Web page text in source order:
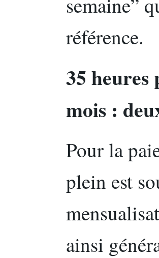
référence.
35 heures
mois :
Pour la
plein est
ainsi